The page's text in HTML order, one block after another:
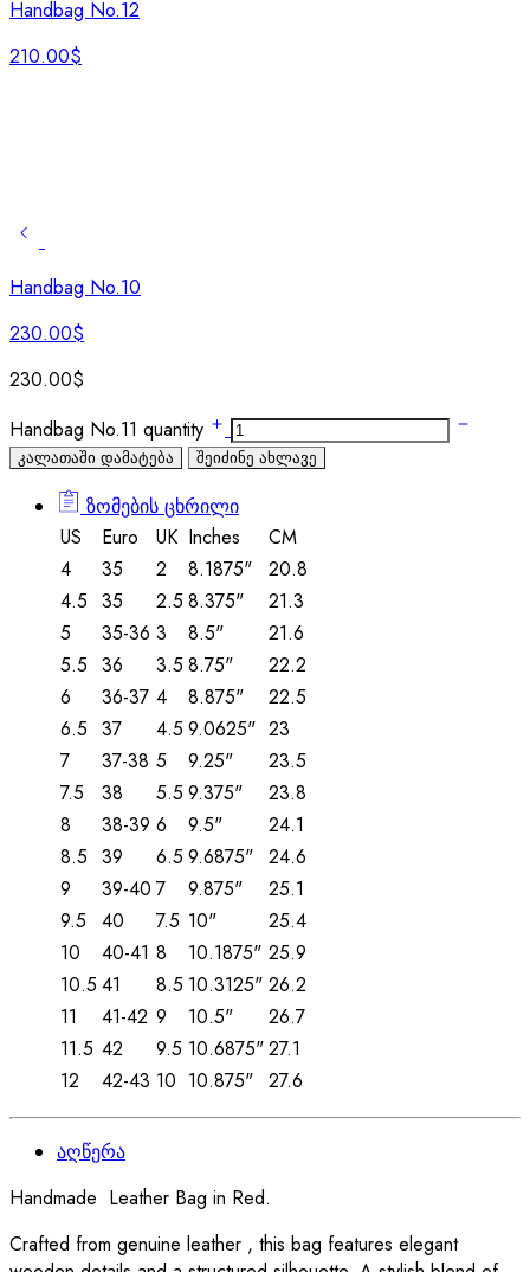
Handbag No.12
210.00$
Handbag No.10
230.00$
230.00$
Handbag No.11 quantity
კალათაში დამატება შეიძინე ახლავე
ზომების ცხრილი
US
Euro UK Inches
CM
4
35 2 8.1875"
20.8
4.5 35 2.5 8.375"
21.3
5
35-36 3 8.5"
21.6
5.5 36 3.5 8.75"
22.2
6
36-37 4 8.875"
22.5
6.5 37 4.5 9.0625" 23
7
37-38 5 9.25"
23.5
7.5
38 5.5 9.375"
23.8
8
38-39 6 9.5"
24.1
8.5 39 6.5 9.6875" 24.6
9
39-40 7 9.875"
25.1
9.5
40 7.5 10"
25.4
10
40-41 8 10.1875" 25.9
10.5 41 8.5 10.3125" 26.2
11
41-42 9 10.5"
26.7
11.5 42 9.5 10.6875"27.1
12
42-43 10 10.875" 27.6
აღწერა
Handmade Leather Bag in Red.
Crafted from genuine leather , this bag features elegant